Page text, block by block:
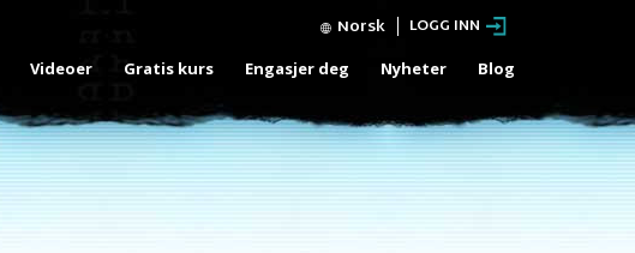
Norsk LOGG INN
Videoer Gratis kurs Engasjer deg Nyheter Blog